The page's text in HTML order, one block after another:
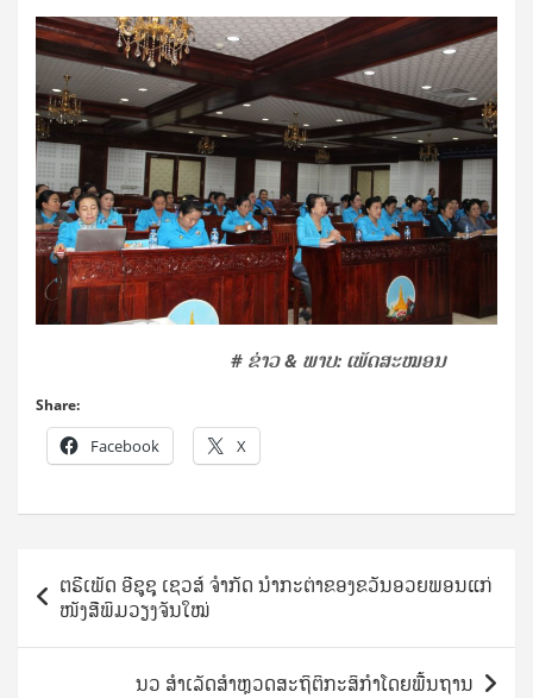
# ຂ່າວ & ພາບ: ເພັດສະໝອນ
Share:
Facebook X
Post
navigation
ຕຣີເພັດ ອີຊູຊຸ ເຊວສ໌ ຈຳກັດ ນຳກະຕ່າຂອງຂວັນອວຍພອນແກ່
ໜັງສືພິມວຽງຈັນໃໝ່
ນວ ສຳເລັດສຳຫຼວດສະຖິຕິກະສິກຳໂດຍພື້ນຖານ